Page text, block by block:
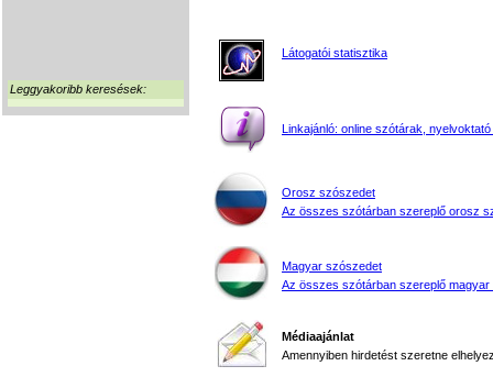
Leggyakoribb keresések:
Látogatói statisztika
Linkajánló: online szótárak, nyelvoktató
Orosz szószedet
Az összes szótárban szereplő orosz
Magyar szószedet
Az összes szótárban szereplő magyar
Médiaajánlat
Amennyiben hirdetést szeretne